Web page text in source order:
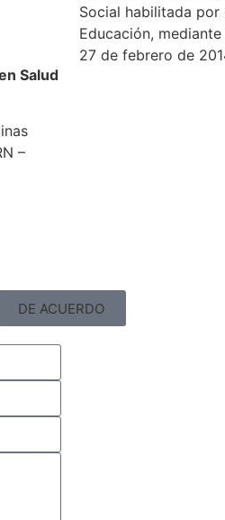
Salud
–
DE ACUERDO
Social habilitada
Educación,
27 de febrero de